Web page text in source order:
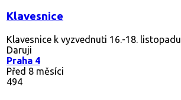
Klavesnice
Klavesnice k vyzvednuti 16.-18. listopadu
Daruji
Praha 4
Před 8 měsíci
494